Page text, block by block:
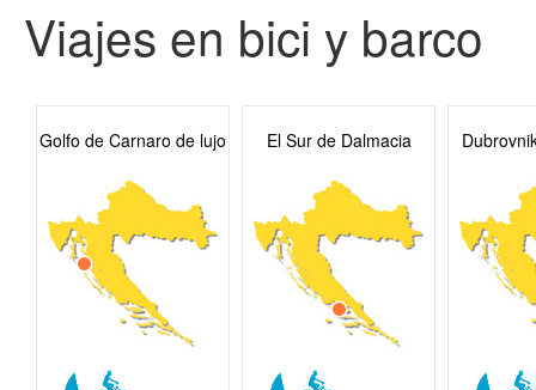
Viajes en bici y barco
Golfo de Carnaro de lujo El Sur de Dalmacia